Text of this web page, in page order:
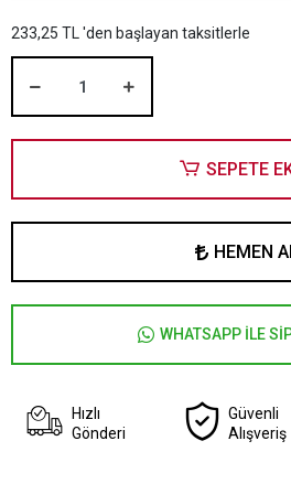
233,25 TL 'den başlayan taksitlerle
SEPETE
HEMEN
WHATSAPP İLE
Hızlı
Gönderi
Güvenli
Alışveriş